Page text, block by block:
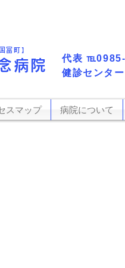
健診センタ
富町】
病院 代表​
スマップ 病院について